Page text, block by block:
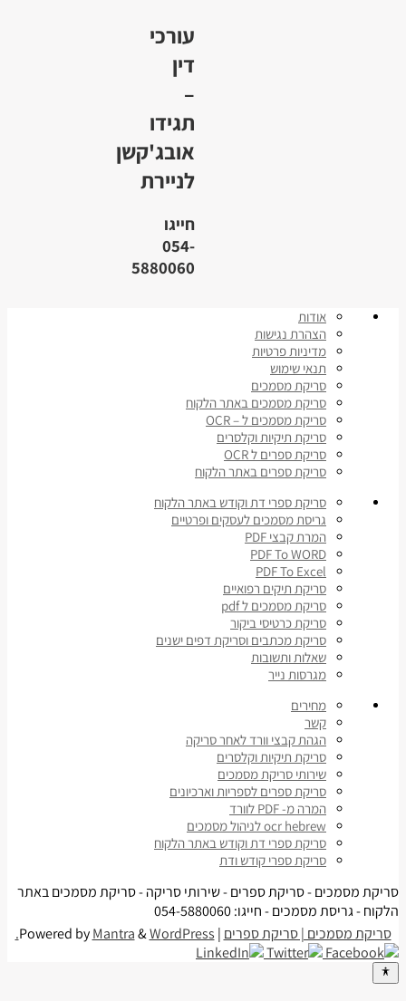
עורכי
דין
–
תגידו
אובג'קשן
לניירת
חייגו
054-
5880060
אודות
הצהרת נגישות
מדיניות פרטיות
תנאי שימוש
סריקת מסמכים
סריקת מסמכים באתר הלקוח
סריקת מסמכים ל – OCR
סריקת תיקיות וקלסרים
סריקת ספרים ל OCR
סריקת ספרים באתר הלקוח
סריקת ספרי דת וקודש באתר הלקוח
גריסת מסמכים לעסקים ופרטיים
המרת קבצי PDF
PDF To WORD
PDF To Excel
סריקת תיקים רפואיים
סריקת מסמכים ל pdf
סריקת כרטיסי ביקור
סריקת מכתבים וסריקת דפים ישנים
שאלות ותשובות
מגרסות נייר
מחירים
קשר
הגהת קבצי וורד לאחר סריקה
סריקת תיקיות וקלסרים
שירותי סריקת מסמכים
סריקת ספרים לספריות וארכיונים
המרה מ- PDF לוורד
ocr hebrew לניהול מסמכים
סריקת ספרי דת וקודש באתר הלקוח
סריקת ספרי קודש ודת
סריקת מסמכים - סריקת ספרים - שירותי סריקה - סריקת מסמכים באתר
הלקוח - גריסת מסמכים - חייגו: 054-5880060
סריקת מסמכים | סריקת ספרים | Powered by
Mantra&WordPress.